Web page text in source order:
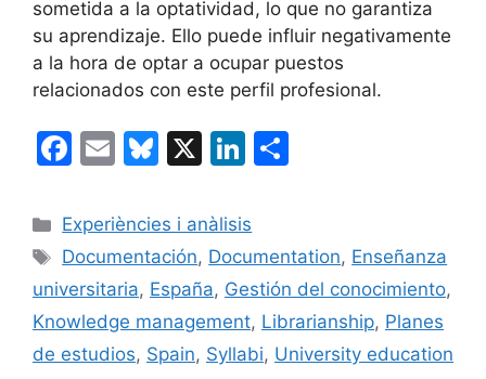
sometida a la optatividad, lo que no garantiza
su aprendizaje. Ello puede influir negativamente
a la hora de optar a ocupar puestos
relacionados con este perfil profesional.
F
c
e
b
o
o
E
ai
l
Bl
e
s
k
y
X
Li
k
e
dI
n
p
ar
tir
Categorías
Experiències i anàlisis
Etiquetas
Documentación, Documentation, Enseñanza
universitaria, España, Gestión del conocimiento,
Knowledge management, Librarianship, Planes
de estudios, Spain, Syllabi, University education